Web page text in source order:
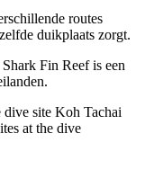
routes
duikplaats zorgt.
Fin Reef is een